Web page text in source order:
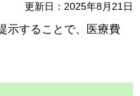
更新日：2025年8月21日
示することで、医療費